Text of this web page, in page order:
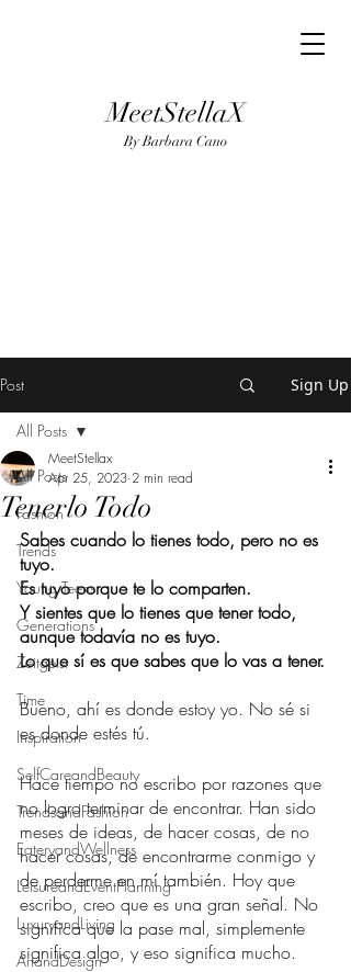
MeetStellaX
By Barbara Cano
Post Sign Up
All Posts
Fashion
Trends
Young Teens
Generations
Zeitgeist
Time
Inspiration
SelfCareandBeauty
TrendsandFashion
EateryandWellness
LeisureandEventPlanning
LuxuryandLiving
ArtandDesign
All Posts
Tenerlo Todo
MeetStellax
Apr 25, 2023 2 min read
Sabes cuando lo tienes todo, pero no es
tuyo.
Es tuyo porque te lo comparten.
Y sientes que lo tienes que tener todo,
aunque todavía no es tuyo.
Lo que sí es que sabes que lo vas a tener.
Bueno, ahí es donde estoy yo. No sé si
es donde estés tú.
Hace tiempo no escribo por razones que
no logro terminar de encontrar. Han sido
meses de ideas, de hacer cosas, de no
hacer cosas, de encontrarme conmigo y
de perderme en mí también. Hoy que
escribo, creo que es una gran señal. No
significa que la pase mal, simplemente
significa algo, y eso significa mucho.